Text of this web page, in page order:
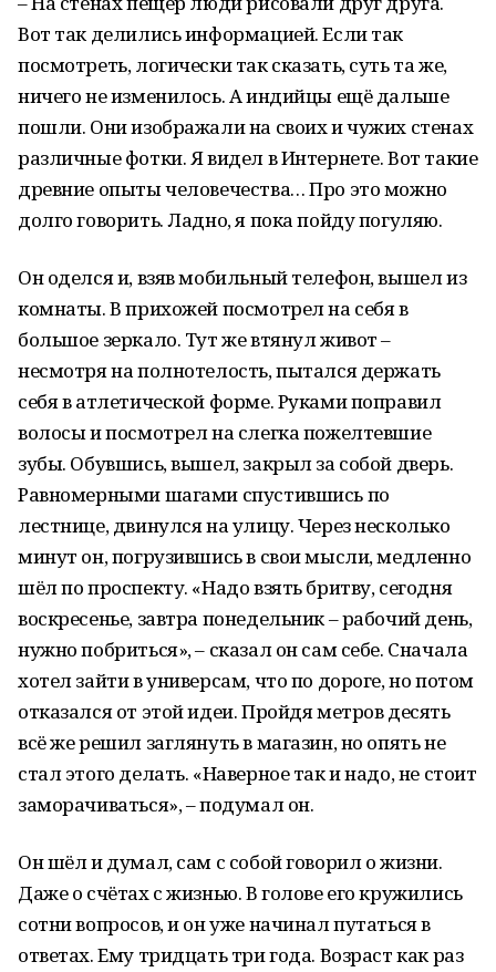
Вот так делились информацией. Если так
посмотреть, логически так сказать, суть та же,
ничего не изменилось. А индийцы ещё дальше
пошли. Они изображали на своих и чужих стенах
различные фотки. Я видел в Интернете. Вот такие
древние опыты человечества… Про это можно
долго говорить. Ладно, я пока пойду погуляю.
Он оделся и, взяв мобильный телефон, вышел из
комнаты. В прихожей посмотрел на себя в
большое зеркало. Тут же втянул живот –
несмотря на полнотелость, пытался держать
себя в атлетической форме. Руками поправил
волосы и посмотрел на слегка пожелтевшие
зубы. Обувшись, вышел, закрыл за собой дверь.
Равномерными шагами спустившись по
лестнице, двинулся на улицу. Через несколько
минут он, погрузившись в свои мысли, медленно
шёл по проспекту. «Надо взять бритву, сегодня
воскресенье, завтра понедельник – рабочий день,
нужно побриться», – сказал он сам себе. Сначала
хотел зайти в универсам, что по дороге, но потом
отказался от этой идеи. Пройдя метров десять
всё же решил заглянуть в магазин, но опять не
стал этого делать. «Наверное так и надо, не стоит
заморачиваться», – подумал он.
Он шёл и думал, сам с собой говорил о жизни.
Даже о счётах с жизнью. В голове его кружились
сотни вопросов, и он уже начинал путаться в
ответах. Ему тридцать три года. Возраст как раз